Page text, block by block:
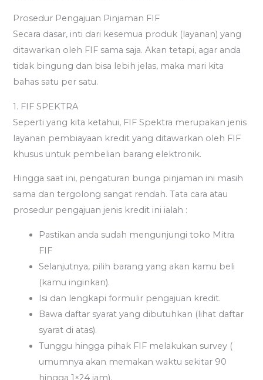
Prosedur Pengajuan Pinjaman FIF
Secara dasar, inti dari kesemua produk (layanan) yang
ditawarkan oleh FIF sama saja. Akan tetapi, agar anda
tidak bingung dan bisa lebih jelas, maka mari kita
bahas satu per satu.
1. FIF SPEKTRA
Seperti yang kita ketahui, FIF Spektra merupakan jenis
layanan pembiayaan kredit yang ditawarkan oleh FIF
khusus untuk pembelian barang elektronik.
Hingga saat ini, pengaturan bunga pinjaman ini masih
sama dan tergolong sangat rendah. Tata cara atau
prosedur pengajuan jenis kredit ini ialah :
Pastikan anda sudah mengunjungi toko Mitra
FIF
Selanjutnya, pilih barang yang akan kamu beli
(kamu inginkan).
Isi dan lengkapi formulir pengajuan kredit.
Bawa daftar syarat yang dibutuhkan (lihat daftar
syarat di atas).
Tunggu hingga pihak FIF melakukan survey (
umumnya akan memakan waktu sekitar 90
hingga 1×24 jam).